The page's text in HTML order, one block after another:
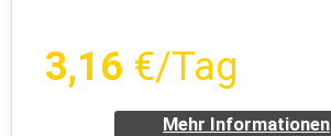
3,16 €/Tag
Mehr Informationen